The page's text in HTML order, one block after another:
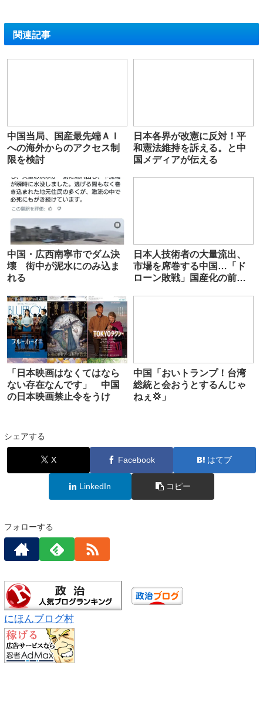
関連記事
中国当局、国産最先端ＡＩ
への海外からのアクセス制
限を検討
日本各界が改憲に反対！平
和憲法維持を訴える。と中
国メディアが伝える
中国・広西南寧市でダム決
壊 街中が泥水にのみ込ま
れる
日本人技術者の大量流出、
市場を席巻する中国…「ド
ローン敗戦」国産化の前途
「日本映画はなくてはなら
ない存在なんです」 中国
の日本映画禁止令をうけ
中国「おいトランプ！台湾
総統と会おうとするんじゃ
ねぇ💢」
シェアする
X Facebook はてブ
LinkedIn コピー
フォローする
にほんブログ村